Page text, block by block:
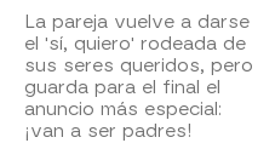
La pareja vuelve a darse
el 'sí, quiero' rodeada de
sus seres queridos, pero
guarda para el final el
anuncio más especial:
¡van a ser padres!